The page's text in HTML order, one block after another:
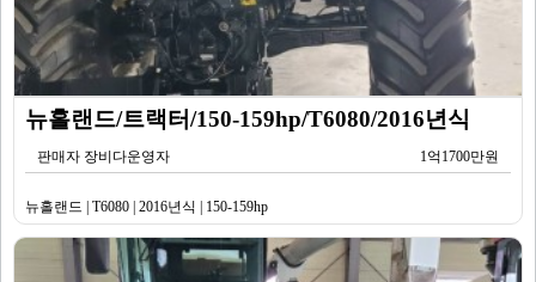
뉴홀랜드/트랙터/150-159hp/T6080/2016년식
판매자 장비다운영자 1억1700만원
뉴홀랜드 | T6080 | 2016년식 | 150-159hp